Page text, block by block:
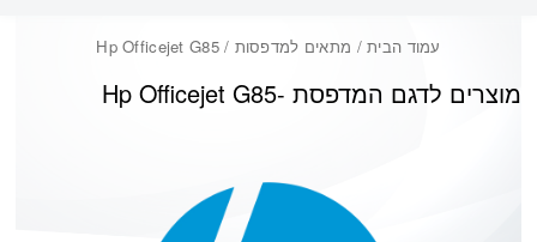
עמוד הבית/ מתאים למדפסות / Hp Officejet G85
Hp Officejet G85מוצרים לדגם המדפסת -